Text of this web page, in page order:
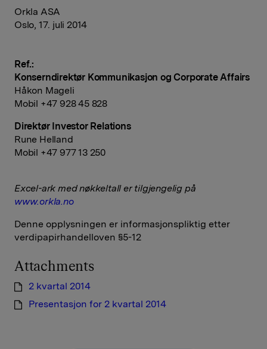
Orkla ASA
Oslo, 17. juli 2014
Ref.:
Konserndirektør Kommunikasjon og Corporate Affairs
Håkon Mageli
Mobil +47 928 45 828
Direktør Investor Relations
Rune Helland
Mobil +47 977 13 250
Excel-ark med nøkkeltall er tilgjengelig på
www.orkla.no
Denne opplysningen er informasjonspliktig etter
verdipapirhandelloven §5-12
Attachments
2 kvartal 2014
Presentasjon for 2 kvartal 2014